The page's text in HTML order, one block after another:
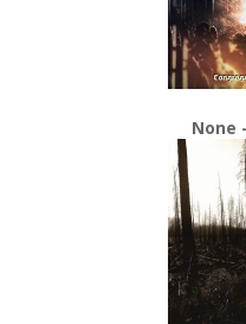
None